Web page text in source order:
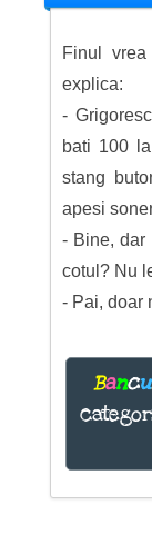
Finul
explica:
-
bati 100
stang
apesi
- Bine, dar
cotul? Nu
- Pai, doar
Bancu